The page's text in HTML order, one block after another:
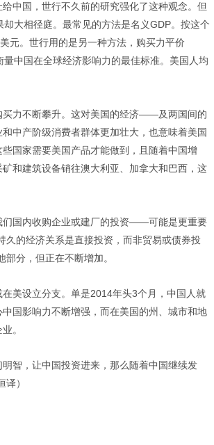
中国，世行不久前的研究强化了这种观念。但
大相径庭。最常见的方法是名义GDP。按这个
元。世行用的是另一种方法，购买力平价
中国在全球经济影响力的最佳标准。美国人均
买力不断攀升。这对美国的经济——及两国间的
中产阶级消费者群体更加壮大，也意味着美国
国家需要美国产品才能做到，且随着中国增
和建筑设备销往澳大利亚、加拿大和巴西，这
国内收购企业或建厂的投资——可能是更重要
久的经济关系是直接投资，而非贸易或债券投
分，但正在不断增加。
美设立分支。单是2014年头3个月，中国人就
国影响力不断增强，而在美国的州、城市和地
。
智，让中国投资进来，那么随着中国继续发
）